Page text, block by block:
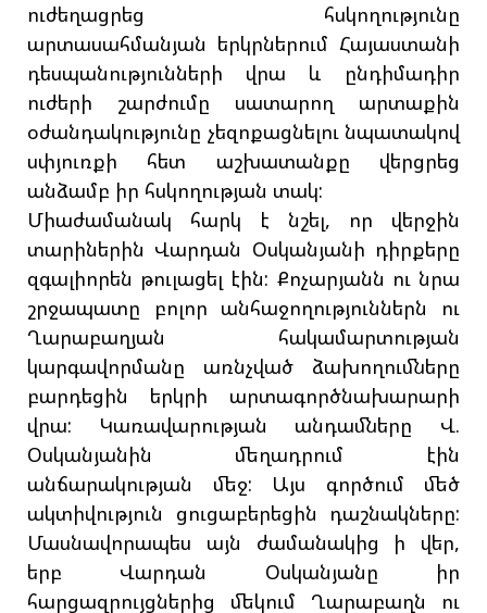
ուժեղացրեց հսկողությունը
արտասահմանյան երկրներում Հայաստանի
դեսպանությունների վրա և ընդիմադիր
ուժերի շարժումը սատարող արտաքին
օժանդակությունը չեզոքացնելու նպատակով
սփյուռքի հետ աշխատանքը վերցրեց
անձամբ իր հսկողության տակ:
Միաժամանակ հարկ է նշել, որ վերջին
տարիներին Վարդան Օսկանյանի դիրքերը
զգալիորեն թուլացել էին: Քոչարյանն ու նրա
շրջապատը բոլոր անհաջողություններն ու
Ղարաբաղյան հակամարտության
կարգավորմանը առնչված ձախողումները
բարդեցին երկրի արտագործնախարարի
վրա: Կառավարության անդամները Վ.
Օսկանյանին մեղադրում էին
անճարակության մեջ: Այս գործում մեծ
ակտիվություն ցուցաբերեցին դաշնակները:
Մասնավորապես այն ժամանակից ի վեր,
երբ Վարդան Օսկանյանը իր
հարցազրույցներից մեկում Ղարաբաղն ու